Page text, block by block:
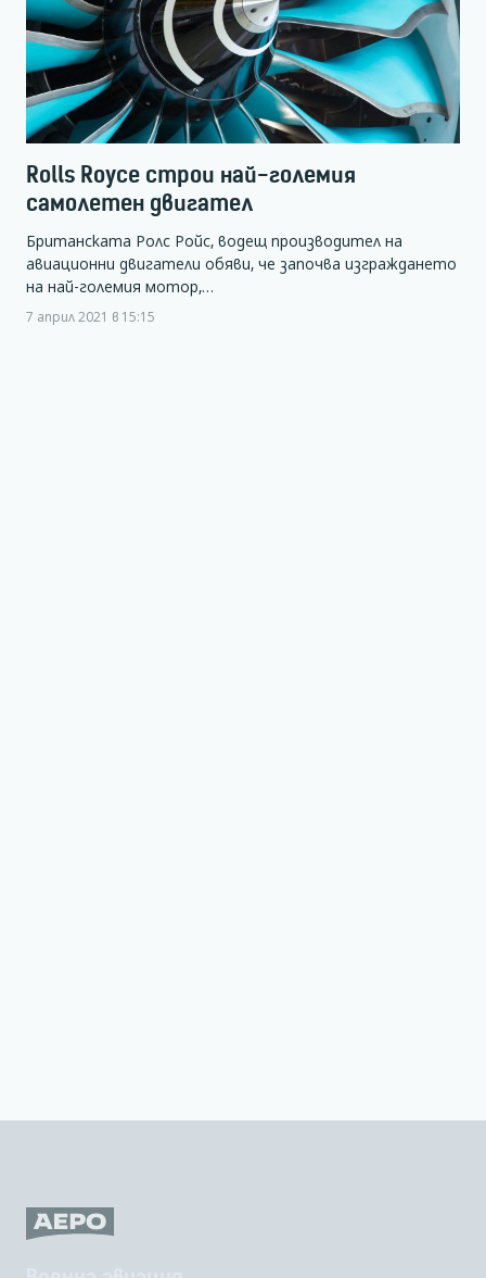
Rolls Royce строи най-големия
самолетен двигател
Британската Ролс Ройс, водещ производител на
авиационни двигатели обяви, че започва изграждането
на най-големия мотор,…
7 април 2021 в 15:15